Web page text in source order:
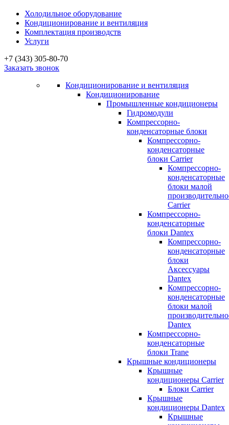
Холодильное оборудование
Кондиционирование и вентиляция
Комплектация производств
Услуги
+7 (343) 305-80-70
Заказать звонок
Кондиционирование и вентиляция
Кондиционирование
Промышленные кондиционеры
Гидромодули
Компрессорно-
конденсаторные блоки
Компрессорно-
конденсаторные
блоки Carrier
Компрессорно-
конденсаторные
блоки малой
Carrier
Компрессорно-
конденсаторные
блоки Dantex
Компрессорно-
конденсаторные
блоки
Аксессуары
Dantex
Компрессорно-
конденсаторные
блоки малой
Dantex
Компрессорно-
конденсаторные
блоки Trane
Крышные кондиционеры
Крышные
кондиционеры Carrier
Блоки Carrier
Крышные
кондиционеры Dantex
Крышные